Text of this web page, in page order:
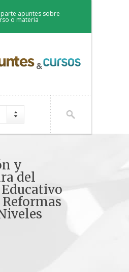
apuntes sobre
o materia
y
del